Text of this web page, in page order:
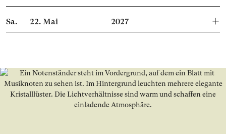
Sa. 22.Mai 2027